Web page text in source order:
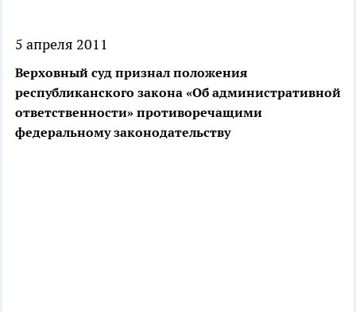
5 апреля 2011
Верховный суд признал положения
республиканского закона «Об административной
ответственности» противоречащими
федеральному законодательству